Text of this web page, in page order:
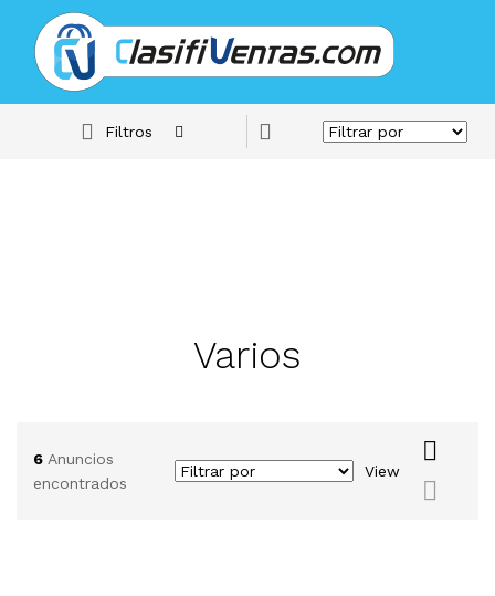
Filtros
Varios
6 Anuncios
encontrados
View